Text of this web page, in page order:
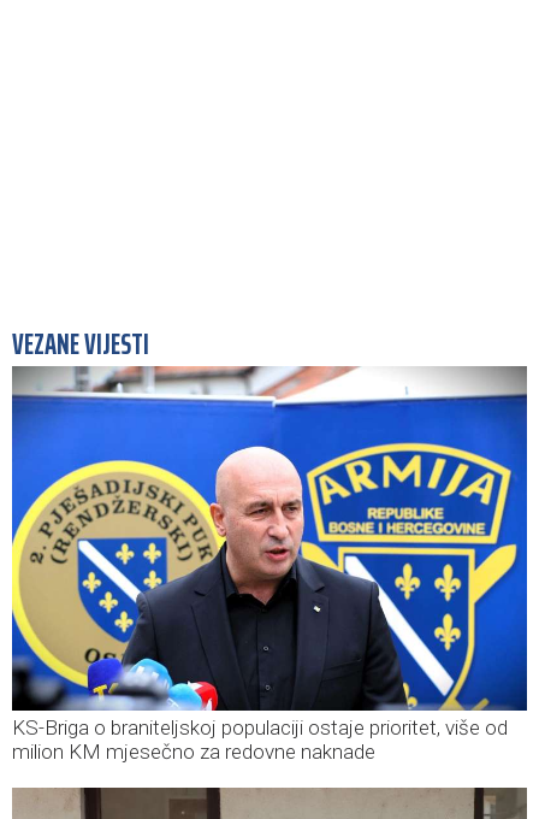
VEZANE VIJESTI
KS-Briga o braniteljskoj populaciji ostaje prioritet, više od
milion KM mjesečno za redovne naknade